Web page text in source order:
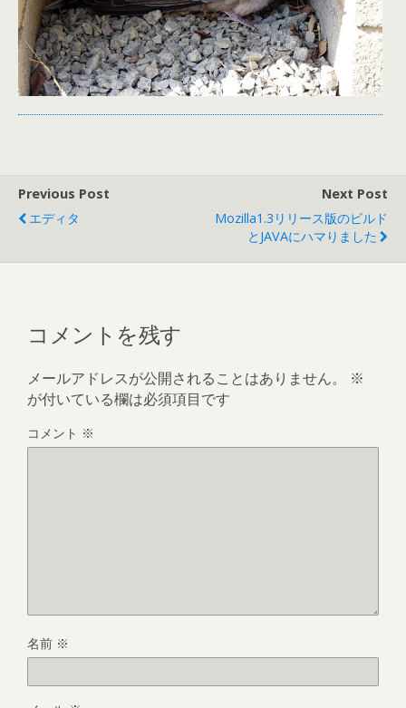
Previous Post
エディタ
Next Post
Mozilla1.3リリース版のビルド
とJAVAにハマりました
コメントを残す
メールアドレスが公開されることはありません。
※
が付いている欄は必須項目です
コメント ※
名前 ※